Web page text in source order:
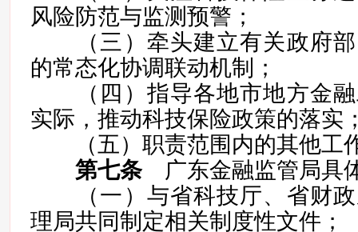
风险防范与监测预警；
（三）牵头建立有关政府部
的常态化协调联动机制；
（四）指导各地市地方金融
实际，推动科技保险政策的落实
（五）职责范围内的其他工
第七条广东金融监管局具
（一）与省科技厅、省财政
理局共同制定相关制度性文件；